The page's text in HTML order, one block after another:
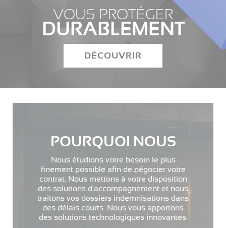
VOUS PROTÉGER
DURABLEMENT
DÉCOUVRIR
POURQUOI NOUS
Nous étudions votre besoin le plus
finement possible afin de négocier votre
contrat. Nous mettons à votre disposition
des solutions d'accompagnement et nous
traitons vos dossiers indemnisations dans
des délais courts. Nous vous apportons
des solutions technologiques innovantes.